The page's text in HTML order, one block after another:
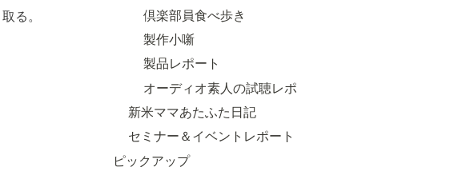
る。
倶楽部員食べ歩き
製作小噺
製品レポート
オーディオ素人の試聴レポ
新米ママあたふた日記
セミナー＆イベントレポート
ピックアップ